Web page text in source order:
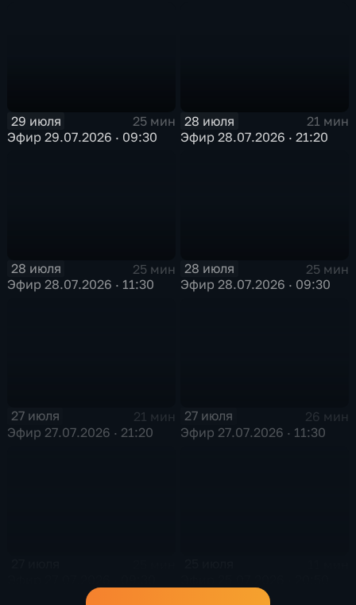
29 июля
25 мин
Эфир 29.07.2026 · 09:30
28 июля
21 мин
Эфир 28.07.2026 · 21:20
28 июля
25 мин
Эфир 28.07.2026 · 11:30
28 июля
25 мин
Эфир 28.07.2026 · 09:30
27 июля
21 мин
Эфир 27.07.2026 · 21:20
27 июля
26 мин
Эфир 27.07.2026 · 11:30